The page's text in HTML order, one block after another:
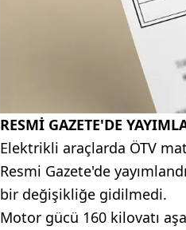
RESMİ GAZETE'DE
Elektrikli araçlarda ÖTV
Resmi Gazete'de
bir değişikliğe gidilmedi.
Motor gücü 160 kilovatı